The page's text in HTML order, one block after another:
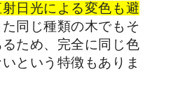
日光による変色も避
た同じ種類の木でもそ
ため、完全に同じ色
という特徴もありま